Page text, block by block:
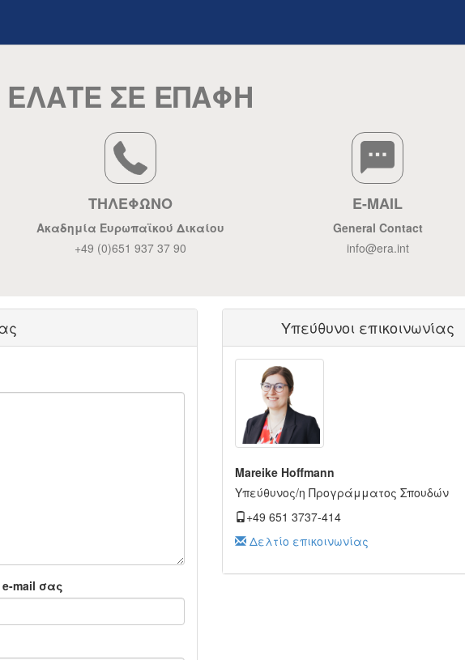
ΕΛΑΤΕ ΣΕ ΕΠΑΦΗ
ΤΗΛΕΦΩΝΟ
Ακαδημία Ευρωπαϊκού Δικαίου
+49 (0)651 937 37 90
E-MAIL
General Contact
info@era.int
mail σας
Υπεύθυνοι επικοινωνίας
Mareike Hoffmann
Υπεύθυνος/η Προγράμματος Σπουδών
+49 651 3737-414
Δελτίο επικοινωνίας